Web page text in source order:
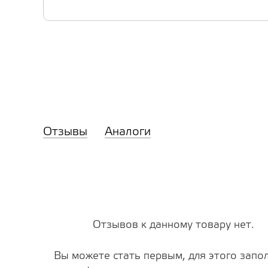
Отзывы Аналоги
Отзывов к данному товару нет.
Вы можете стать первым, для этого